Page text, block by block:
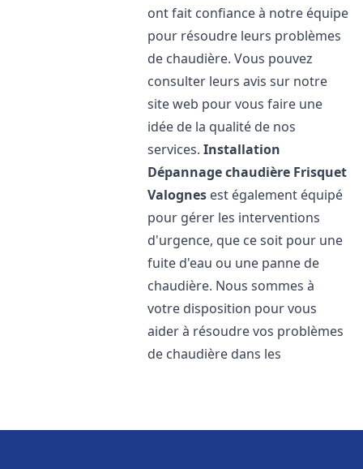
ont fait confiance à notre équipe
pour résoudre leurs problèmes
de chaudière. Vous pouvez
consulter leurs avis sur notre
site web pour vous faire une
idée de la qualité de nos
services.Installation
Dépannage chaudière Frisquet
Valognes est également équipé
pour gérer les interventions
d'urgence, que ce soit pour une
fuite d'eau ou une panne de
chaudière. Nous sommes à
votre disposition pour vous
aider à résoudre vos problèmes
de chaudière dans les